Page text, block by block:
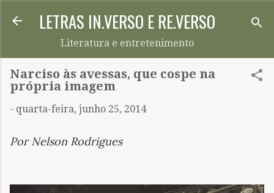
Pular para o conteúdo principal
LETRAS IN.VERSO E RE.VERSO
Literatura e entretenimento
Narciso às avessas, que cospe na
própria imagem
- quarta-feira, junho 25, 2014
Por Nelson Rodrigues